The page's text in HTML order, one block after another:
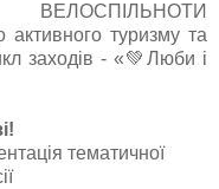
активного туризму та
заходів - «💚Люби і
тематичної